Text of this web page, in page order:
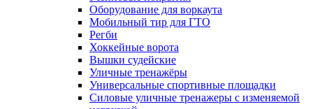
Оборудование для воркаута
Мобильный тир для ГТО
Регби
Хоккейные ворота
Вышки судейские
Уличные тренажёры
Универсальные спортивные площадки
Силовые уличные тренажеры с изменяемой